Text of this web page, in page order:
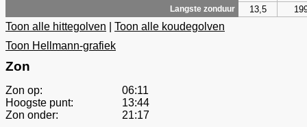
Langste zonduur 13,5
Toon alle hittegolven
Toon alle koudegolven
Toon Hellmann-grafiek
Zon
Zon op:
06:11
Hoogste punt:
13:44
Zon onder:
21:17